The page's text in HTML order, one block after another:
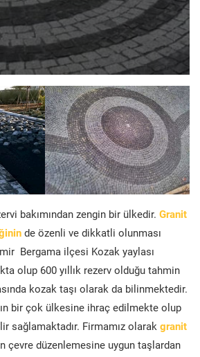
bakımından zengin bir ülkedir. Granit
de özenli ve dikkatli olunması
Bergama ilçesi Kozak yaylası
olup 600 yıllık rezerv olduğu tahmin
kozak taşı olarak da bilinmektedir.
bir çok ülkesine ihraç edilmekte olup
sağlamaktadır. Firmamız olarak granit
çevre düzenlemesine uygun taşlardan